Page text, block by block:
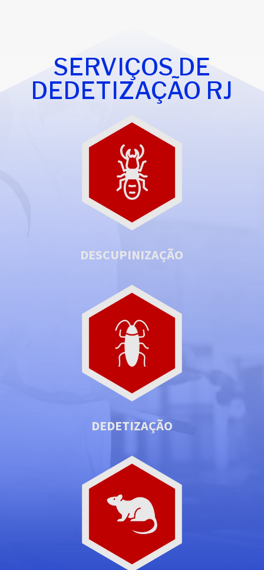
SERVIÇOS DE
DEDETIZAÇÃO RJ
DESCUPINIZAÇÃO
DEDETIZAÇÃO